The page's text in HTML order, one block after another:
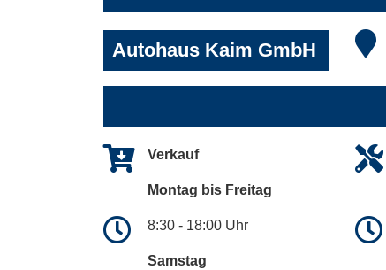
Autohaus Kaim GmbH
Verkauf
Montag bis Freitag
8:30 - 18:00 Uhr
Samstag